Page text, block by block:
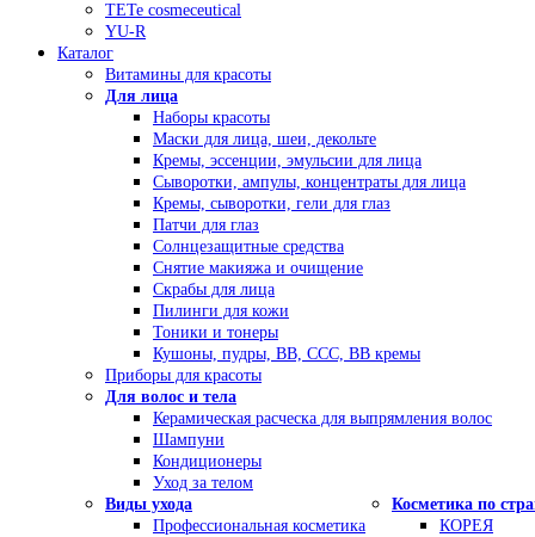
TETe cosmeceutical
YU-R
Каталог
Витамины для красоты
Для лица
Наборы красоты
Маски для лица, шеи, декольте
Кремы, эссенции, эмульсии для лица
Сыворотки, ампулы, концентраты для лица
Кремы, сыворотки, гели для глаз
Патчи для глаз
Солнцезащитные средства
Снятие макияжа и очищение
Скрабы для лица
Пилинги для кожи
Тоники и тонеры
Кушоны, пудры, ВВ, ССС, ВВ кремы
Приборы для красоты
Для волос и тела
Керамическая расческа для выпрямления волос
Шампуни
Кондиционеры
Уход за телом
Виды ухода
Профессиональная косметика
Косметика по
КОРЕЯ